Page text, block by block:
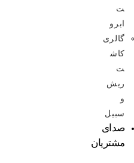
ت
ابرو
گالری
کاش
ت
ریش
و
سبیل
صدای
مشتریان